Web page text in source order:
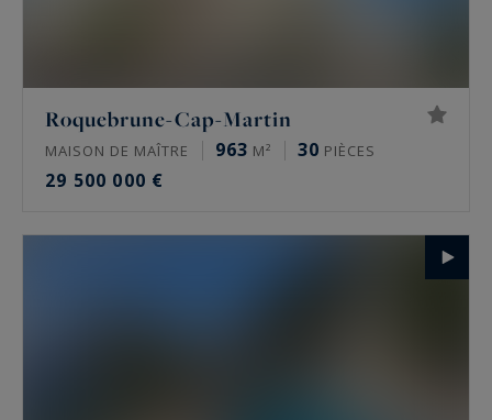
Roquebrune-Cap-Martin
MAISON DE MAÎTRE 963 M² 30 PIÈCES
29 500 000 €